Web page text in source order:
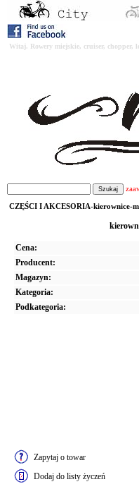
Witaj. Rowery miejskie, cruiser, chopper,
CZĘŚCI I AKCESORIA-kierownice-
Cena:
Producent:
Magazyn:
Kategoria:
Podkategoria:
Zapytaj o towar
Dodaj do listy życzeń